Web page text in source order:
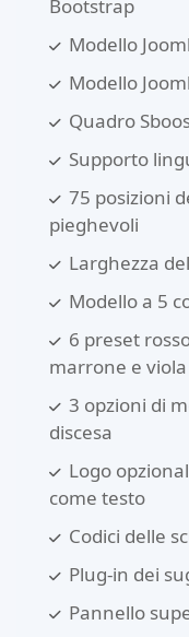
Bootstrap
Modello
Modello
Quadro
Supporto
75 posizioni
pieghevoli
Larghezza
Modello a 5
6 preset
marrone e viola
3 opzioni di
discesa
Logo
come testo
Codici delle
Plug-in dei
Pannello